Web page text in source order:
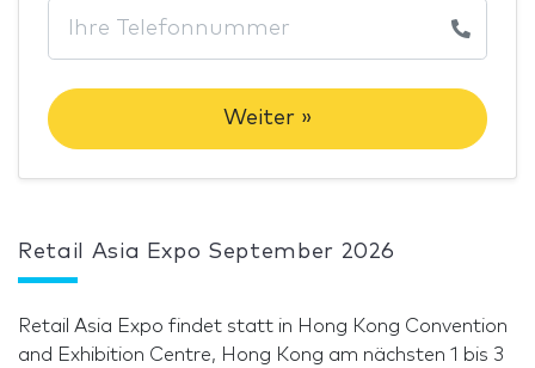
Weiter »
Retail Asia Expo September 2026
Retail Asia Expo findet statt in Hong Kong Convention
and Exhibition Centre, Hong Kong am nächsten 1 bis 3